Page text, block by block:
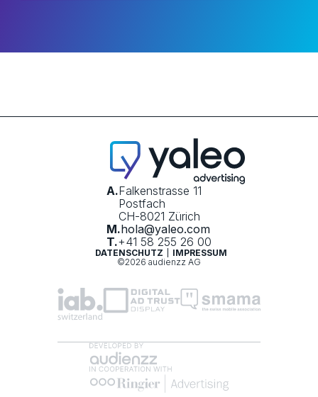
A.Falkenstrasse 11
Postfach
CH-8021 Zürich
M.hola@yaleo.com
T.+41 58 255 26 00
DATENSCHUTZ
IMPRESSUM
©2026 audienzz AG